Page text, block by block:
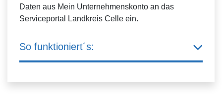
Daten aus Mein Unternehmenskonto an das
Serviceportal Landkreis Celle ein.
So funktioniert´s: